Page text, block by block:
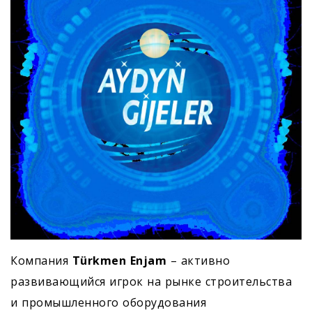
Компания Türkmen Enjam – активно
развивающийся игрок на рынке строительства
и промышленного оборудования